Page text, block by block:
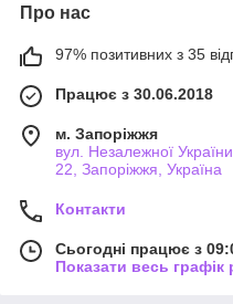
Про нас
97% позитивних з 35
Працює з 30.06.2018
м. Запоріжжя
вул. Незалежної
22, Запоріжжя, Україна
Контакти
Сьогодні працює з
Показати весь графік